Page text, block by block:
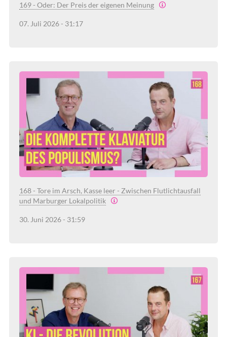
169 - Oder: Der Preis der eigenen Meinung
07. Juli 2026 - 31:17
168 - Tore im Arsch, Kasse leer - Zwischen Flutlichtausfall
und Marburger Lokalpolitik
30. Juni 2026 - 31:59